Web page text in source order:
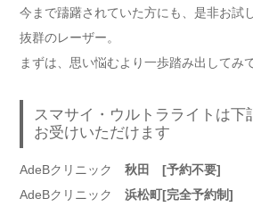
今まで躊躇されていた方にも、是非お試
抜群のレーザー。
まずは、思い悩むより一歩踏み出してみ
スマサイ・ウルトラライトは下
お受けいただけます
AdeBクリニック 秋田 [予約不要]
AdeBクリニック 浜松町[完全予約制]